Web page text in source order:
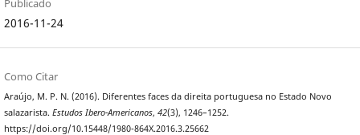
Publicado
2016-11-24
Como Citar
Araújo, M. P. N. (2016). Diferentes faces da direita portuguesa no Estado Novo
salazarista. Estudos Ibero-Americanos, 42(3), 1246–1252.
https://doi.org/10.15448/1980-864X.2016.3.25662